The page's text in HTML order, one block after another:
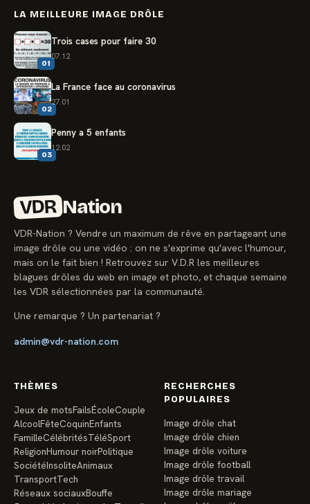
LA MEILLEURE IMAGE DRÔLE
01
Trois cases pour faire 30
07.12
02
La France face au coronavirus
27.01
03
Penny a 5 enfants
12.02
VDR Nation
VDR-Nation ? Vendre un maximum de rêve en partageant une
image drôle ou une vidéo : on ne s'exprime qu'avec l'humour,
mais on le fait bien ! Retrouvez sur V.D.R les meilleures
blagues drôles du web en image et photo, et chaque semaine
les VDR sélectionnées par la communauté.
Une remarque ? Un partenariat ?
admin@vdr-nation.com
THÈMES
Jeux de motsFailsÉcoleCouple
AlcoolFêteCoquinEnfants
FamilleCélébritésTéléSport
ReligionHumour noirPolitique
SociétéInsoliteAnimaux
TransportTech
Réseaux sociauxBouffe
RECHERCHES
POPULAIRES
Image drôle chat
Image drôle chien
Image drôle voiture
Image drôle football
Image drôle travail
Image drôle mariage